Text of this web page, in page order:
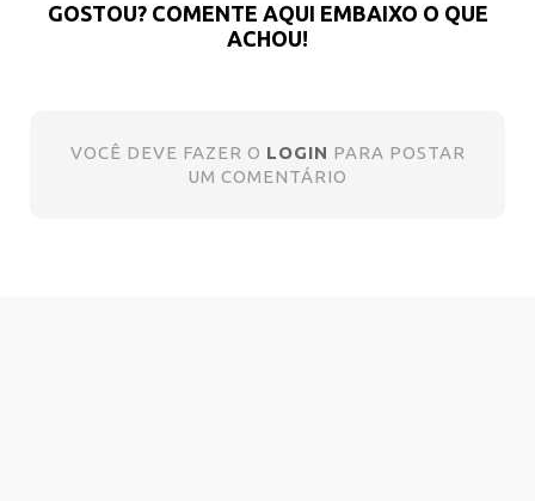
GOSTOU? COMENTE AQUI EMBAIXO O QUE
ACHOU!
VOCÊ DEVE FAZER O LOGIN PARA POSTAR
UM COMENTÁRIO